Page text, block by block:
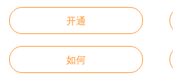
开通
如何